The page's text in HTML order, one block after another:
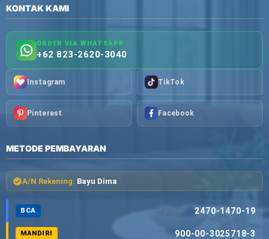
KONTAK KAMI
ORDER VIA WHATSAPP
+62 823-2620-3040
Instagram TikTok
Pinterest Facebook
METODE PEMBAYARAN
A/N Rekening: Bayu Dima
BCA 2470-1470-19
MANDIRI 900-00-3025718-3